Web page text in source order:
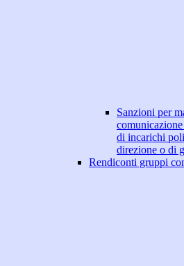
Sanzioni per
di incarichi
direzione o di
Rendiconti gruppi